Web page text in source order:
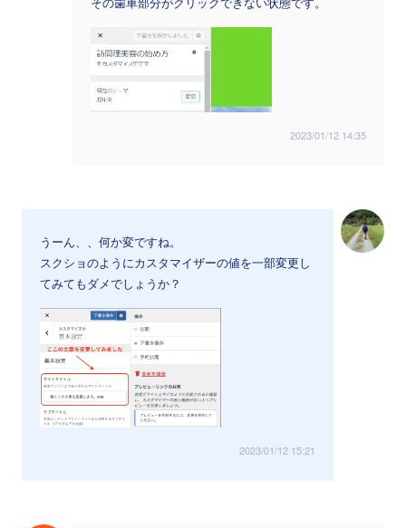
2023/01/12 14:35
うーん、、何か変ですね。
スクショのようにカスタマイザーの値を一部変更し
てみてもダメでしょうか？
2023/01/12 15:21